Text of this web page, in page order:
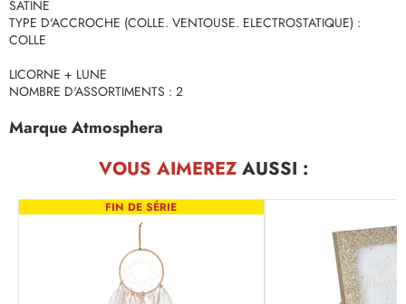
SATINÉ
TYPE D'ACCROCHE (COLLE. VENTOUSE. ELECTROSTATIQUE) :
COLLE
LICORNE + LUNE
NOMBRE D'ASSORTIMENTS : 2
Marque Atmosphera
VOUS AIMEREZAUSSI :
FIN DE SÉRIE